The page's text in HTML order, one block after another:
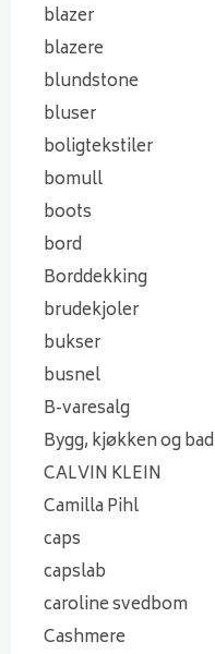
blazer
blazere
blundstone
bluser
boligtekstiler
bomull
boots
bord
Borddekking
brudekjoler
bukser
busnel
B-varesalg
Bygg, kjøkken og bad
CALVIN KLEIN
Camilla Pihl
caps
capslab
caroline svedbom
Cashmere